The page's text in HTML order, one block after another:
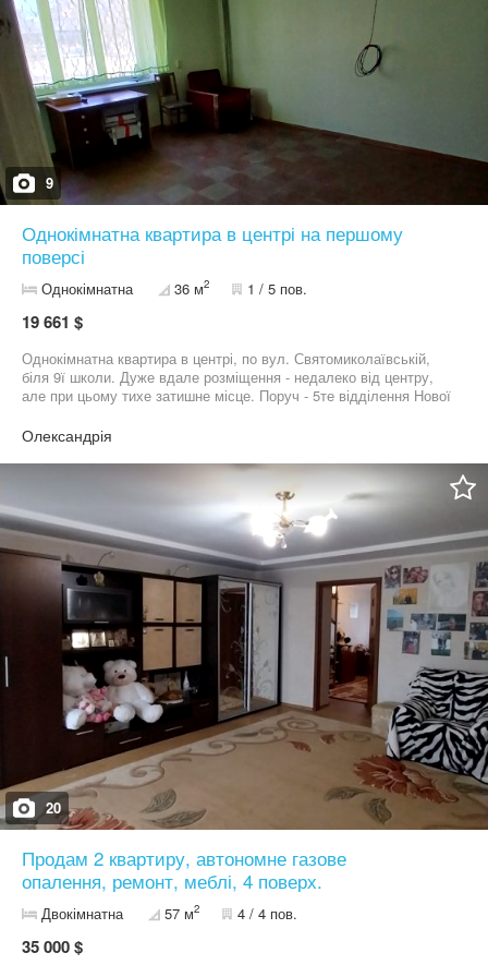
9
Однокімнатна квартира в центрі на першому
поверсі
Однокімнатна 36 м2 1 / 5 пов.
19 661 $
Однокімнатна квартира в центрі, по вул. Святомиколаївській,
біля 9ї школи. Дуже вдале розміщення - недалеко від центру,
але при цьому тихе затишне місце. Поруч - 5те відділення Нової
поверсі. Велика кімната, металопластикові вікна, нові вхідні
двері, у тамбурі теж нові металеві двері. У ванній нова плитка, в
кухні зроблений фартух з плитки. На вікнах ґрати. Балкона
немає. Але є невелика кладовка коридорі. Квартира без боргів,
документи в порядку, все готове до переоформлення. Без
комісії. Власник.
Олександрія
20
Продам 2 квартиру, автономне газове
опалення, ремонт, меблі, 4 поверх.
Двокімнатна 57 м2 4 / 4 пов.
35 000 $